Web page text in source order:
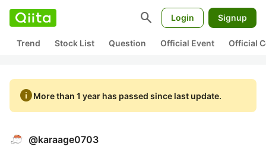
search Login Signup
Trend Stock List Question Official Event Official
infoMore than 1 year has passed since last update.
@karaage0703